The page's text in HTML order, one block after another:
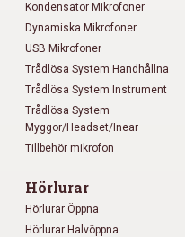
Kondensator Mikrofoner
Dynamiska Mikrofoner
USB Mikrofoner
Trådlösa System Handhållna
Trådlösa System Instrument
Trådlösa System
Myggor/Headset/Inear
Tillbehör mikrofon
Hörlurar
Hörlurar Öppna
Hörlurar Halvöppna